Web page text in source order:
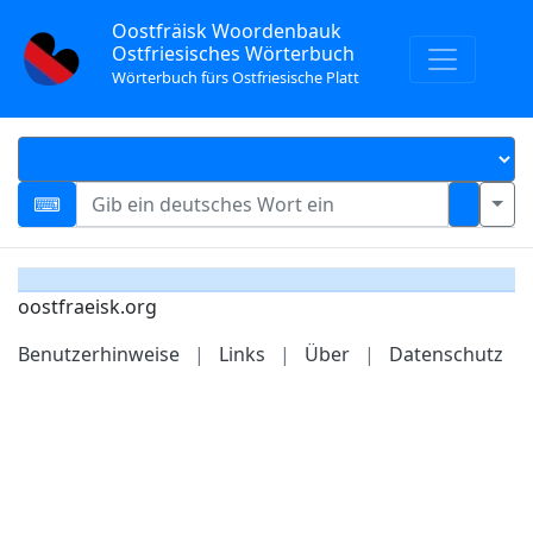
Oostfräisk Woordenbauk
Ostfriesisches Wörterbuch
Wörterbuch fürs Ostfriesische Platt
oostfraeisk.org
Benutzerhinweise
| Links | Über | Datenschutz